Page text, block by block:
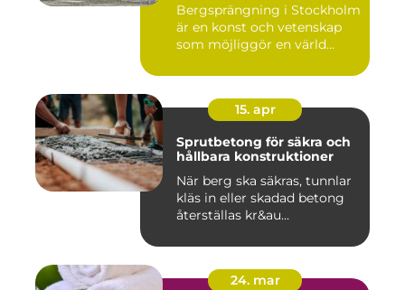
Bergsprängning i Stockholm
är en konst och vetenskap
som möjliggör en värld...
15. apr
Sprutbetong för säkra och
hållbara konstruktioner
När berg ska säkras, tunnlar
kläs in eller skadad betong
återställas kr&au...
24. mar